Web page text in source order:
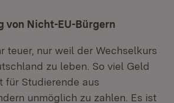
von Nicht-EU-Bürgern
teuer, nur weil der Wechselkurs
zu leben. So viel Geld
für Studierende aus
unmöglich zu zahlen. Es ist